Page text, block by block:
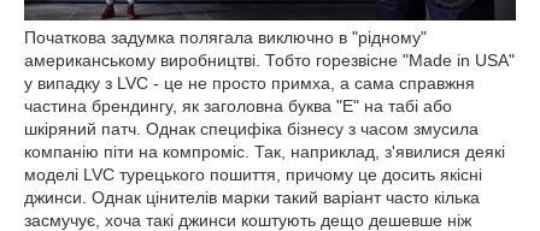
Початкова задумка полягала виключно в "рідному"
американському виробництві. Тобто горезвісне "Made in USA"
у випадку з LVC - це не просто примха, а сама справжня
частина брендингу, як заголовна буква "Е" на табі або
шкіряний патч. Однак специфіка бізнесу з часом змусила
компанію піти на компроміс. Так, наприклад, з'явилися деякі
моделі LVC турецького пошиття, причому це досить якісні
джинси. Однак цінителів марки такий варіант часто кілька
засмучує, хоча такі джинси коштують дещо дешевше ніж